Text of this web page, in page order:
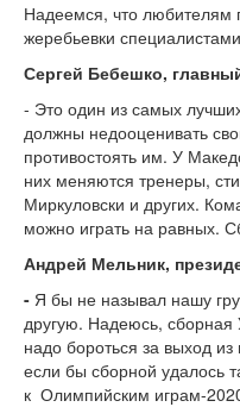
Надеемся, что любителям
жеребьевки
Сергей Бебешко,
- Это один из самых
должны недооценивать
противостоять им. У
них меняются тренеры,
Миркуловски и других.
можно играть на равных.
Андрей Мельник,
- Я бы не называл нашу
другую. Надеюсь, сборная
надо бороться за выход
если бы сборной удалось
к Олимпийским играм-